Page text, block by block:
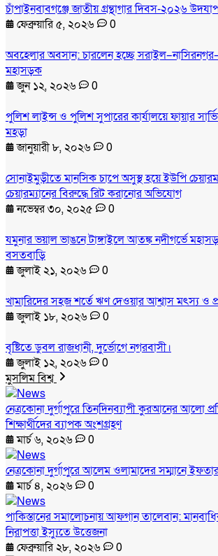
চাঁপাইনবাবগঞ্জে জাতীয় গ্রন্থাগার দিবস-২০২৬
ফেব্রুয়ারি ৫, ২০২৬
0
অবহেলার অবসান: চারলেন হচ্ছে
মহাসড়ক
জুন ১২, ২০২৬
0
পুলিশ লাইন্স ও পুলিশ সুপারের কার্যালয়ে ফায়ার
মহড়া
জানুয়ারী ৮, ২০২৬
0
সোনাইমুড়ীতে মানসিক চাপে অসুস্থ হয়ে ইউপি
চেয়ারম্যানের বিরুদ্ধে রিট করানোর অভিযোগ
নভেম্বর ৩০, ২০২৫
0
যমুনার ভয়াল ভাঙনে টাঙ্গাইলে আতঙ্ক নদীগর্ভে
বসতবাড়ি
জুলাই ২১, ২০২৬
0
খামারিদের সহজ শর্তে ঋণ দেওয়ার আশ্বাস মৎস্য ও
জুলাই ১৮, ২০২৬
0
বৃষ্টিতে ডুবল রাজধানী, দুর্ভোগে নগরবাসী।
জুলাই ১২, ২০২৬
0
মুসলিম বিশ্ব
নেত্রকোনা দুর্গাপুরে তিনদিনব্যাপী কুরআনের আলো
শিক্ষার্থীদের ব্যাপক অংশগ্রহণ
মার্চ ৬, ২০২৬
0
নেত্রকোনা দুর্গাপুরে আলেম ওলামাদের সম্মানে
মার্চ ৪, ২০২৬
0
পাকিস্তানের সমালোচনায় আফগান তালেবান:
নিরাপত্তা ইস্যুতে উত্তেজনা
ফেব্রুয়ারি ২৮, ২০২৬
0